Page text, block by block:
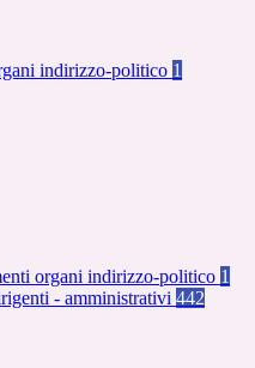
indirizzo-politico 1
organi indirizzo-politico 1
- amministrativi 442